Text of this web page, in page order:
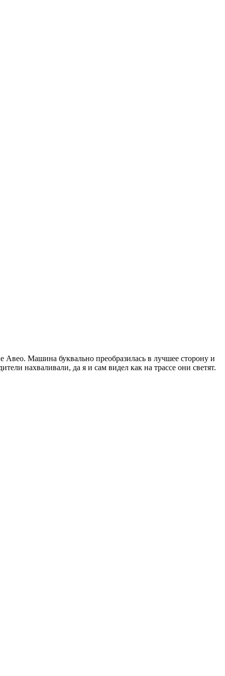
Машина буквально преобразилась в лучшее сторону и
нахваливали, да я и сам видел как на трассе они светят.